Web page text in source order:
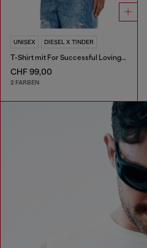
UNISEX DIESEL X TINDER
T-Shirt mit For Successful Loving Logo
CHF 99,00
2 FARBEN